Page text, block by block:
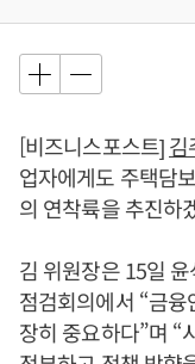
[비즈니스포스트]김
업자에게도 주택담
의 연착륙을 추진하
김 위원장은 15일
점검회의에서 “금
장히 중요하다”며 “